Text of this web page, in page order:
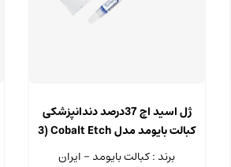
ژل اسید اچ 37درصد دندانپزشکی
کبالت بایومد مدل Cobalt Etch (3
سرنگ 3.7 گرمی)
برند : کبالت بایومد - ایران